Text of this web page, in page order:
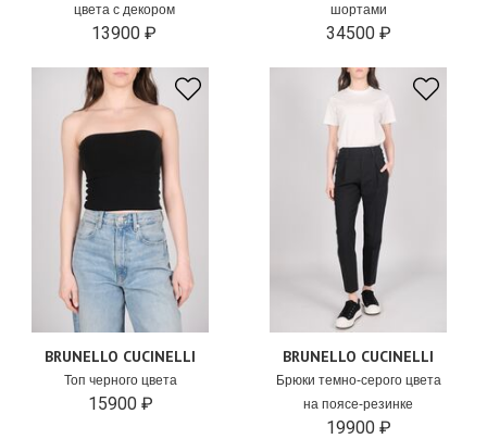
цвета с декором
13900 ₽
шортами
34500 ₽
BRUNELLO CUCINELLI
Топ черного цвета
15900 ₽
BRUNELLO CUCINELLI
Брюки темно-серого цвета
на поясе-резинке
19900 ₽